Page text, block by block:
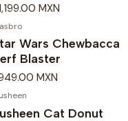
MXN
Wars Chewbacca
Blaster
MXN
Cat Donut